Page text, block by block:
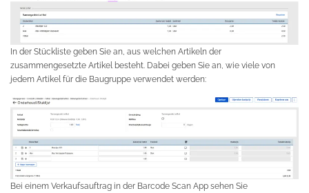
In der Stückliste geben Sie an, aus welchen Artikeln der
zusammengesetzte Artikel besteht. Dabei geben Sie an, wie viele von
jedem Artikel für die Baugruppe verwendet werden:
Bei einem Verkaufsauftrag in der Barcode Scan App sehen Sie